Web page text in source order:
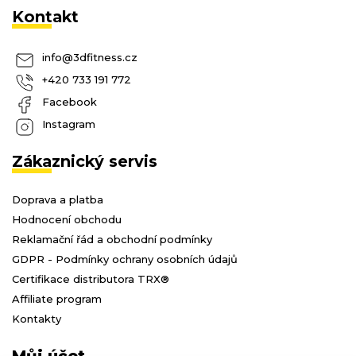
Kontakt
info@3dfitness.cz
+420 733 191 772
Facebook
Instagram
Zákaznický servis
Doprava a platba
Hodnocení obchodu
Reklamační řád a obchodní podmínky
GDPR - Podmínky ochrany osobních údajů
Certifikace distributora TRX®
Affiliate program
Kontakty